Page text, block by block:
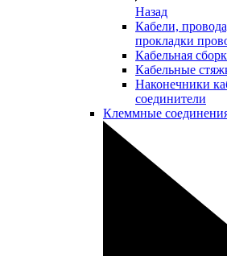
Назад
Кабели,
прокладки
Кабельная
Кабельные
Наконечники
соединители
Клеммные